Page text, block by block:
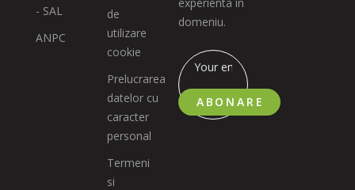
- SAL
ANPC
de
utilizare
cookie
Prelucrarea
datelor cu
caracter
personal
Termeni
si
domeniu.
ABONARE